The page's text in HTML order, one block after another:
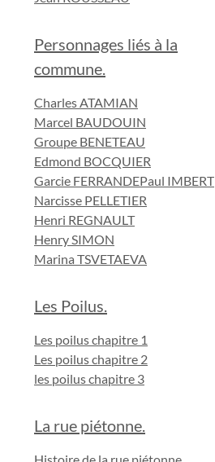
Personnages liés à la
commune.
Charles ATAMIAN
Marcel BAUDOUIN
Groupe BENETEAU
Edmond BOCQUIER
Garcie FERRANDEPaul IMBERT
Narcisse PELLETIER
Henri REGNAULT
Henry SIMON
Marina TSVETAEVA
Les Poilus.
Les poilus chapitre 1
Les poilus chapitre 2
les poilus chapitre 3
La rue piétonne.